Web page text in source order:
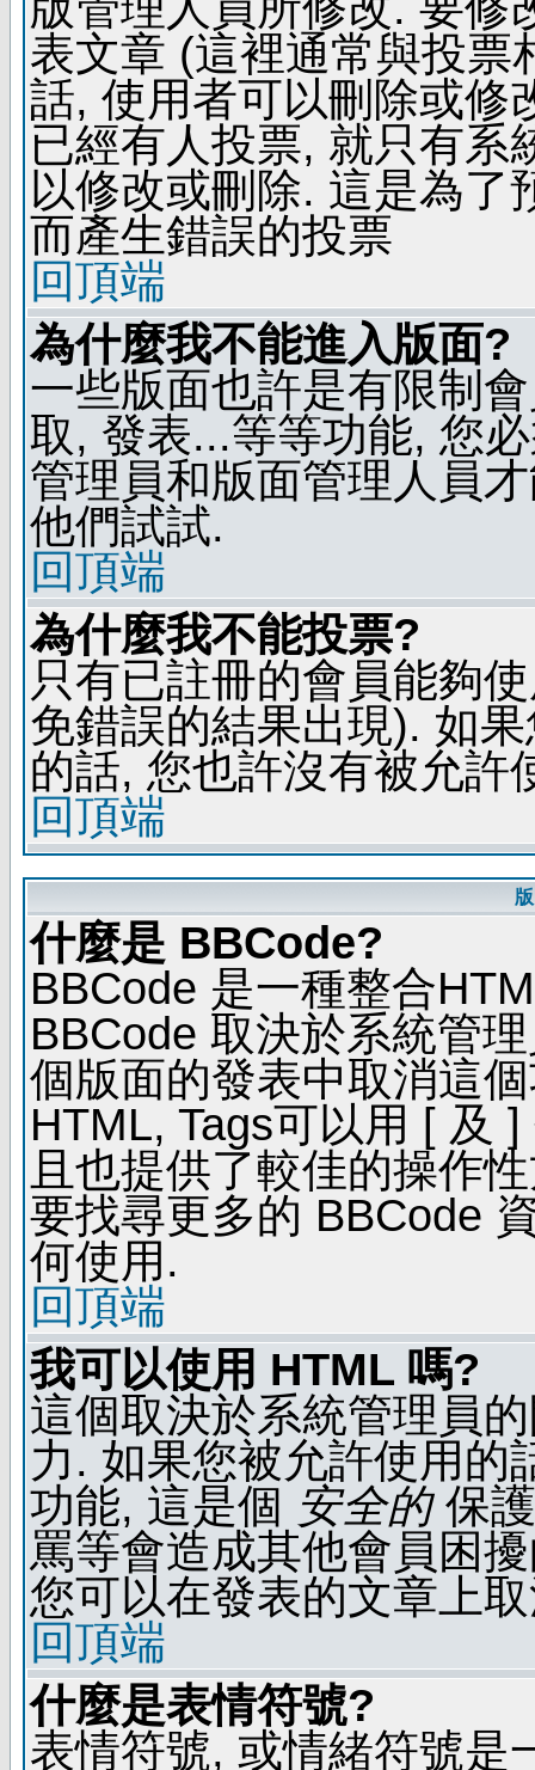
表文章 (這裡通常與投票
話, 使用者可以刪除或修
已經有人投票, 就只有系
以修改或刪除. 這是為了
而產生錯誤的投票
回頂端
為什麼我不能進入版面?
一些版面也許是有限制
取, 發表...等等功能, 您
管理員和版面管理人員
他們試試.
回頂端
為什麼我不能投票?
只有已註冊的會員能夠
免錯誤的結果出現). 如
的話, 您也許沒有被允許
回頂端
什麼是 BBCode?
BBCode 是一種整合
BBCode 取決於系統管
個版面的發表中取消這
HTML, Tags可以用 [ 及
且也提供了較佳的操作
要找尋更多的 BBCode
何使用.
回頂端
我可以使用 HTML 嗎?
這個取決於系統管理員
力. 如果您被允許使用的
功能, 這是個 安全的保
罵等會造成其他會員困
您可以在發表的文章上
回頂端
什麼是表情符號?
表情符號, 或情緒符號是